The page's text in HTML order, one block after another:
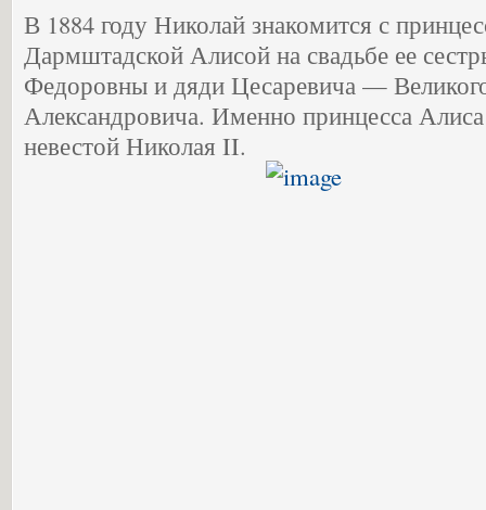
В 1884 году Николай знакомится с
Дармштадской Алисой на свадьбе ее
Федоровны и дяди Цесаревича —
Александровича. Именно принцесса Алиса
невестой Николая II.